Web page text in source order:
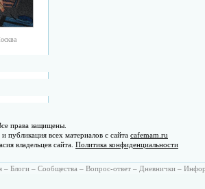
права защищены.
публикация всех материалов с сайта cafemam.ru
владельцев сайта. Политика конфиденциальности
– Блоги – Сообщества – Вопрос-ответ – Дневнички –